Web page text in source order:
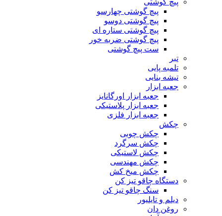
پیچ گوشتی چهارسو
پیچ گوشتی دوسو
پیچ گوشتی ستاره‌ ای
پیچ گوشتی ضربه خور
ست پیچ گوشتی
تبر
تلمبه پایی
تیشه بنایی
جعبه ابزار
جعبه ابزار اورگانایز
جعبه ابزار پلاستیکی
جعبه ابزار فلزی
چکش
چکش چوبی
چکش سرگرد
چکش لاستیکی
چکش مهندسی
چکش میخ کش
دستگاه چاقو تیز کن
سنگ چاقو تیز کن
دیلم و تایلیور
روغن دان